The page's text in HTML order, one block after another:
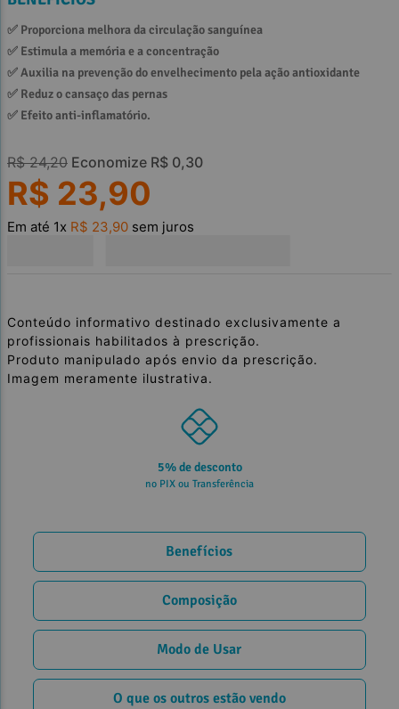
✅ Proporciona melhora da circulação sanguínea
✅ Estimula a memória e a concentração
✅ Auxilia na prevenção do envelhecimento pela ação antioxidante
✅ Reduz o cansaço das pernas
✅ Efeito anti-inflamatório.
R$ 24,20 Economize R$ 0,30
R$ 23,90
Em até 1x R$ 23,90 sem juros
Conteúdo informativo destinado exclusivamente a
profissionais habilitados à prescrição.
Produto manipulado após envio da prescrição.
Imagem meramente ilustrativa.
5% de desconto
no PIX ou Transferência
Benefícios
Composição
Modo de Usar
O que os outros estão vendo